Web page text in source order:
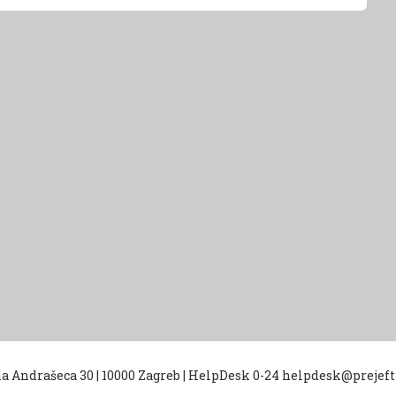
Andrašeca 30 | 10000 Zagreb | HelpDesk 0-24